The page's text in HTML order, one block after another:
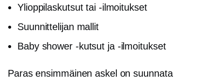
Ylioppilaskutsut tai -ilmoitukset
Suunnittelijan mallit
Baby shower -kutsut ja -ilmoitukset
Paras ensimmäinen askel on suunnata